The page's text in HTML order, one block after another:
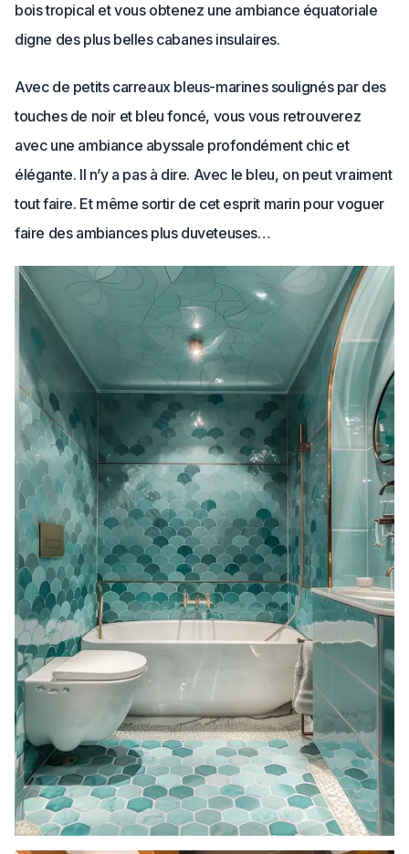
bois tropical et vous obtenez une ambiance équatoriale
digne des plus belles cabanes insulaires.
Avec de petits carreaux bleus-marines soulignés par des
touches de noir et bleu foncé, vous vous retrouverez
avec une ambiance abyssale profondément chic et
élégante. Il n’y a pas à dire. Avec le bleu, on peut vraiment
tout faire. Et même sortir de cet esprit marin pour voguer
faire des ambiances plus duveteuses…